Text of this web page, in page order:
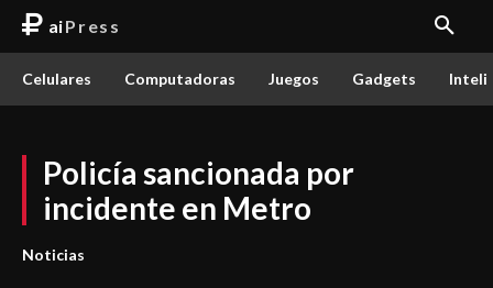
aiPress
Celulares Computadoras Juegos Gadgets
Policía sancionada por
incidente en Metro
Noticias